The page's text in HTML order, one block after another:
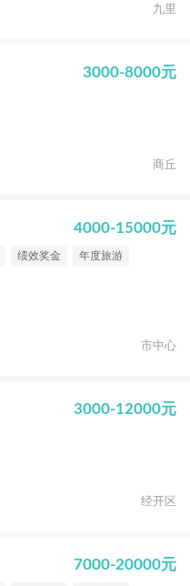
九里
3000-8000元
商丘
4000-15000元
绩效奖金 年度旅游
市中心
3000-12000元
经开区
7000-20000元